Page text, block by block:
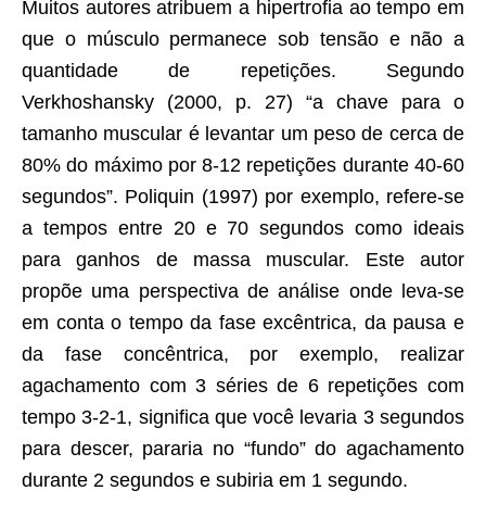
Muitos autores atribuem a hipertrofia ao tempo em
que o músculo permanece sob tensão e não a
quantidade de repetições. Segundo
Verkhoshansky (2000, p. 27) “a chave para o
tamanho muscular é levantar um peso de cerca de
80% do máximo por 8-12 repetições durante 40-60
segundos”. Poliquin (1997) por exemplo, refere-se
a tempos entre 20 e 70 segundos como ideais
para ganhos de massa muscular. Este autor
propõe uma perspectiva de análise onde leva-se
em conta o tempo da fase excêntrica, da pausa e
da fase concêntrica, por exemplo, realizar
agachamento com 3 séries de 6 repetições com
tempo 3-2-1, significa que você levaria 3 segundos
para descer, pararia no “fundo” do agachamento
durante 2 segundos e subiria em 1 segundo.